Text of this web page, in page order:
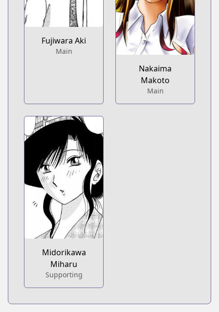
Fujiwara Aki
Main
Nakaima
Makoto
Main
Midorikawa
Miharu
Supporting